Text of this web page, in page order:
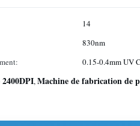
14
830nm
0.15-0.4mm UV
,Machine de fabrication de